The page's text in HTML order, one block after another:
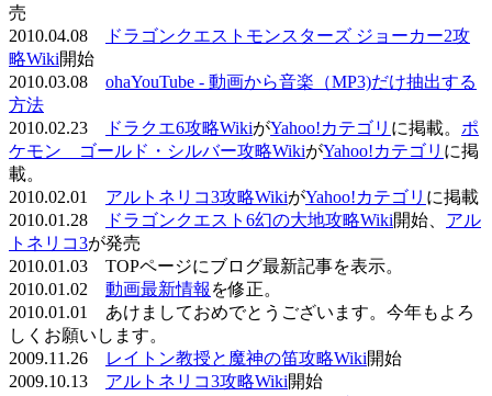
売
2010.04.08
ドラゴンクエストモンスターズ ジョーカー2攻
略Wiki開始
2010.03.08 ohaYouTube - 動画から音楽（MP3)だけ抽出する
方法
2010.02.23
ドラクエ6攻略WikiがYahoo!カテゴリ に掲載。 ポ
ケモン ゴールド・シルバー攻略WikiがYahoo!カテゴリ に掲
載。
2010.02.01 アルトネリコ3攻略WikiがYahoo!カテゴリ に掲載
2010.01.28
ドラゴンクエスト6幻の大地攻略Wiki開始、 アル
トネリコ3が発売
2010.01.03 TOPページにブログ最新記事を表示。
2010.01.02 動画最新情報 を修正。
2010.01.01 あけましておめでとうございます。今年もよろ
しくお願いします。
2009.11.26
レイトン教授と魔神の笛攻略Wiki開始
2009.10.13 アルトネリコ3攻略Wiki開始